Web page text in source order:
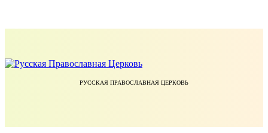
РУССКАЯ ПРАВОСЛАВНАЯ ЦЕРКОВЬ